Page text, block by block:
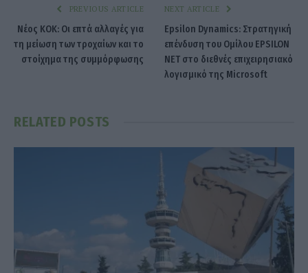
PREVIOUS ARTICLE
Νέος ΚΟΚ: Οι επτά αλλαγές για
τη μείωση των τροχαίων και το
στοίχημα της συμμόρφωσης
NEXT ARTICLE
Epsilon Dynamics: Στρατηγική
επένδυση του Ομίλου EPSILON
NET στο διεθνές επιχειρησιακό
λογισμικό της Microsoft
RELATED POSTS